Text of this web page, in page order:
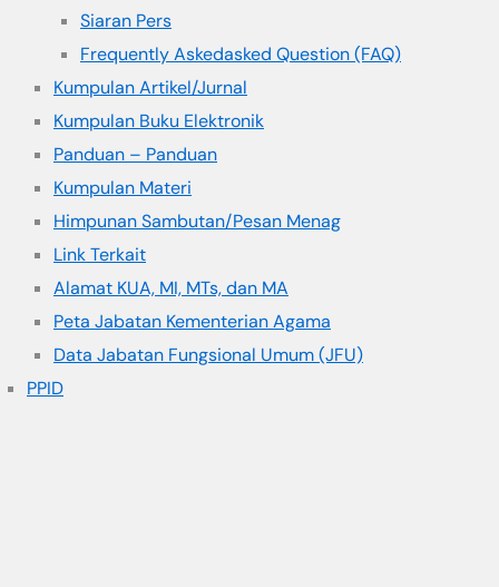
Siaran Pers
Frequently Askedasked Question (FAQ)
Kumpulan Artikel/Jurnal
Kumpulan Buku Elektronik
Panduan – Panduan
Kumpulan Materi
Himpunan Sambutan/Pesan Menag
Link Terkait
Alamat KUA, MI, MTs, dan MA
Peta Jabatan Kementerian Agama
Data Jabatan Fungsional Umum (JFU)
PPID